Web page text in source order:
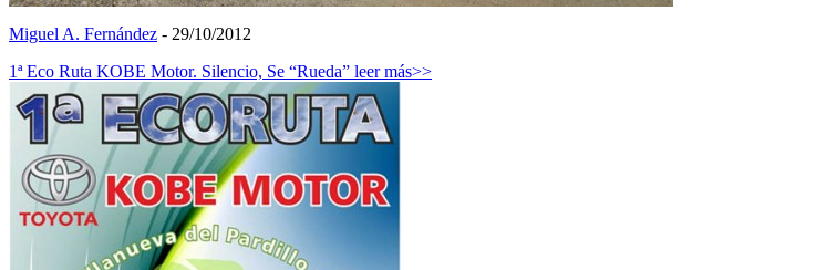
Miguel A. Fernández - 29/10/2012
1ª Eco Ruta KOBE Motor. Silencio, Se “Rueda” leer más>>